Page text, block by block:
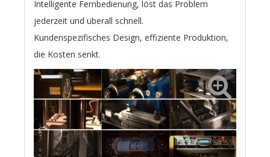
Intelligente Fernbedienung, löst das Problem
jederzeit und überall schnell.
Kundenspezifisches Design, effiziente Produktion,
die Kosten senkt.